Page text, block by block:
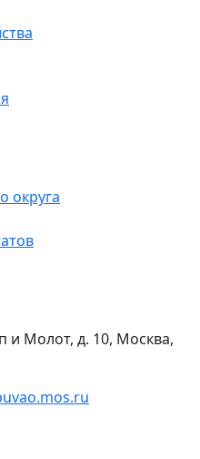
округа
и Молот, д. 10, Москва,